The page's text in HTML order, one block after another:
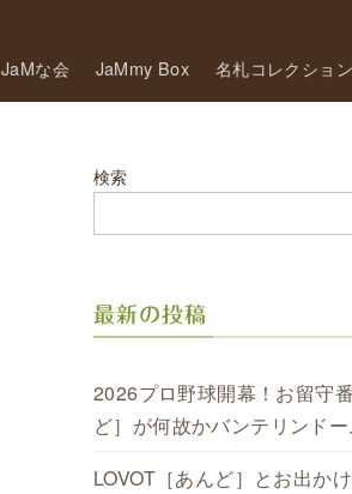
JaMな会 JaMmy Box 名札コレクション
検索
最新の投稿
2026プロ野球開幕！お留守
ど］が何故かバンテリンド
LOVOT［あんど］とお出か